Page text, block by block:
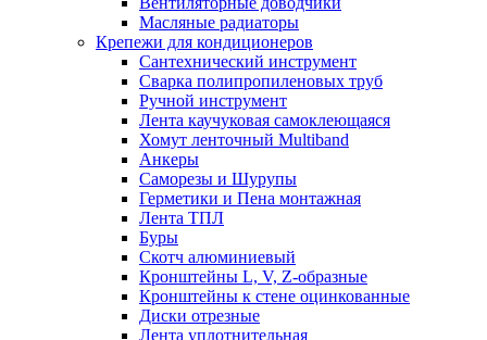
Масляные радиаторы
Крепежи для кондиционеров
Сантехнический инструмент
Сварка полипропиленовых труб
Ручной инструмент
Лента каучуковая самоклеющаяся
Хомут ленточный Multiband
Анкеры
Саморезы и Шурупы
Герметики и Пена монтажная
Лента ТПЛ
Буры
Скотч алюминиевый
Кронштейны L, V, Z-образные
Кронштейны к стене оцинкованные
Диски отрезные
Лента уплотнительная